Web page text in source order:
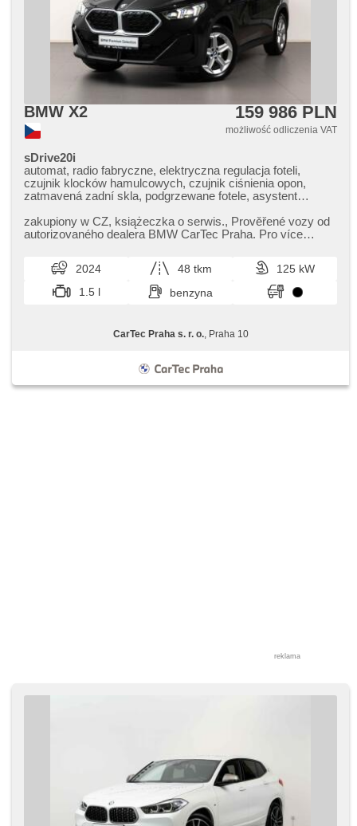
BMW X2 159 986 PLN
możliwość odliczenia VAT
sDrive20i
automat, radio fabryczne, elektryczna regulacja foteli,
czujnik klocków hamulcowych, czujnik ciśnienia opon,
zatmavená zadní skla, podgrzewane fotele, asystent
zakupiony w CZ,​ książeczka o serwis.,​ Prověřené vozy od
autorizovaného dealera BMW CarTec Praha. Pro více
2024 48 tkm
125 kW
1.5 l
benzyna
CarTec Praha s. r. o., Praha 10
reklama